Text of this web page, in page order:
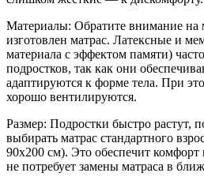
Материалы: Обратите внимание на
изготовлен матрас. Латексные и
материала с эффектом памяти)
подростков, так как они
адаптируются к форме тела. При
хорошо вентилируются.
Размер: Подростки быстро растут,
выбирать матрас стандартного
90x200 см). Это обеспечит комфорт
не потребует замены матраса в